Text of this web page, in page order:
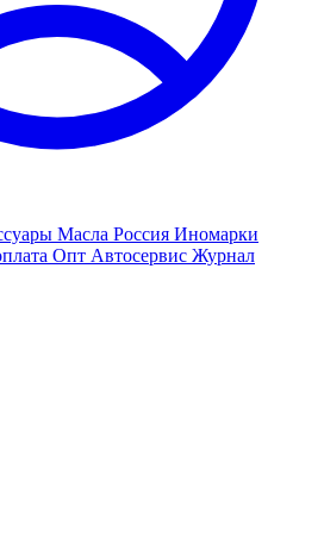
Масла Россия Иномарки
Опт Автосервис Журнал